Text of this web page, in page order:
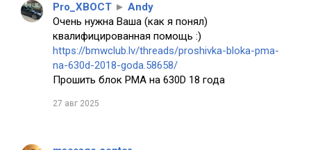
Pro_XBOCT ► Andy
Очень нужна Ваша (как я понял)
квалифицированная помощь :)
https://bmwclub.lv/threads/proshivka-bloka-pma-
na-630d-2018-goda.58658/
Прошить блок PMA на 630D 18 года
27 авг 2025